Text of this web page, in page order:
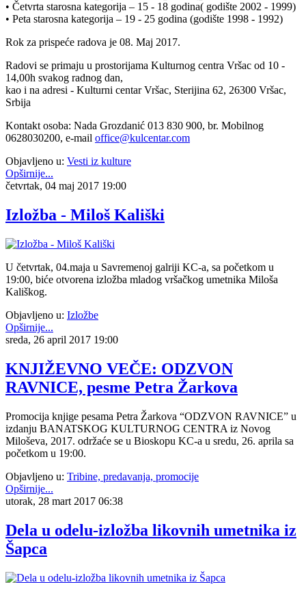
• Četvrta starosna kategorija – 15 - 18 godina( godište 2002 - 1999)
• Peta starosna kategorija – 19 - 25 godina (godište 1998 - 1992)
Rok za prispeće radova je 08. Maj 2017.
Radovi se primaju u prostorijama Kulturnog centra Vršac od 10 -
14,00h svakog radnog dan,
kao i na adresi - Kulturni centar Vršac, Sterijina 62, 26300 Vršac,
Srbija
Kontakt osoba: Nada Grozdanić 013 830 900, br. Mobilnog
0628030200, e-mail office@kulcentar.com
Objavljeno u: Vesti iz kulture
Opširnije...
četvrtak, 04 maj 2017 19:00
Izložba - Miloš Kališki
U četvrtak, 04.maja u Savremenoj galriji KC-a, sa početkom u
19:00, biće otvorena izložba mladog vršačkog umetnika Miloša
Kališkog.
Objavljeno u: Izložbe
Opširnije...
sreda, 26 april 2017 19:00
KNJIŽEVNO VEČE: ODZVON
RAVNICE, pesme Petra Žarkova
Promocija knjige pesama Petra Žarkova “ODZVON RAVNICE” u
izdanju BANATSKOG KULTURNOG CENTRA iz Novog
Miloševa, 2017. održaće se u Bioskopu KC-a u sredu, 26. aprila sa
početkom u 19:00.
Objavljeno u: Tribine, predavanja, promocije
Opširnije...
utorak, 28 mart 2017 06:38
Dela u odelu-izložba likovnih umetnika iz
Šapca